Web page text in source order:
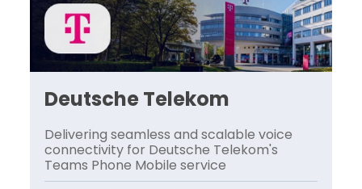
Deutsche Telekom
Delivering seamless and scalable voice
connectivity for Deutsche Telekom's
Teams Phone Mobile service